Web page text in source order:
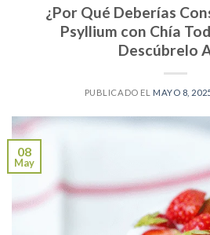
¿Por Qué Deberías
Psyllium con Chía
Descúbrelo
PUBLICADO EL MAYO 8,
08
May